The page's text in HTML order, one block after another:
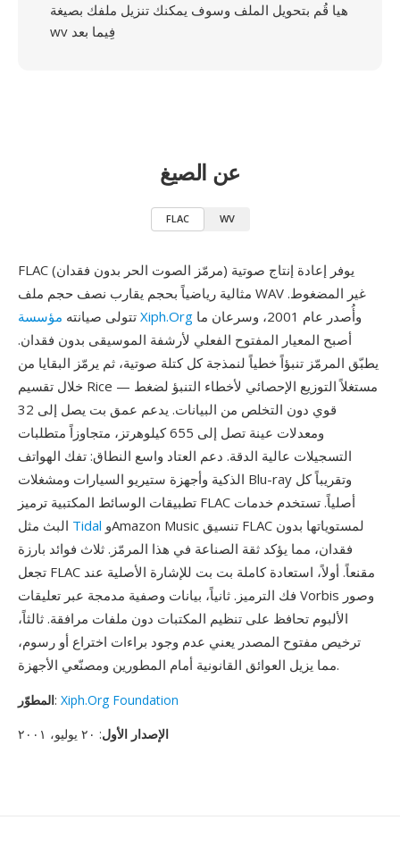
هيا قُم بتحويل الملف وسوف يمكنك تنزيل ملفك بصيغة
wv فِيما بعد
عن الصيغ
FLAC WV
FLAC (مرمّز الصوت الحر بدون فقدان) يوفر إعادة إنتاج صوتية
مثالية رياضياً بحجم يقارب نصف حجم ملف WAV غير المضغوط.
تتولى صيانته مؤسسة Xiph.Org
أصبح المعيار المفتوح الفعلي لأرشفة الموسيقى بدون فقدان.
يطبّق المرمّز تنبؤاً خطياً لنمذجة كل كتلة صوتية، ثم يرمّز البقايا من
خلال تقسيم Rice — مستغلاً التوزيع الإحصائي لأخطاء التنبؤ لضغط
قوي دون التخلص من البيانات. يدعم عمق بت يصل إلى 32
ومعدلات عينة تصل إلى 655 كيلوهرتز، متجاوزاً متطلبات
التسجيلات عالية الدقة. دعم العتاد واسع النطاق: تفك الهواتف
الذكية وأجهزة ستيريو السيارات ومشغلات Blu-ray وتقريباً كل
تطبيقات الوسائط المكتبية ترميز FLAC أصلياً. تستخدم خدمات
Tidal
فقدان، مما يؤكد ثقة الصناعة في هذا المرمّز. ثلاث فوائد بارزة
تجعل FLAC مقنعاً. أولاً، استعادة كاملة بت بت للإشارة الأصلية عند
فك الترميز. ثانياً، بيانات وصفية مدمجة عبر تعليقات Vorbis وصور
الألبوم تحافظ على تنظيم المكتبات دون ملفات مرافقة. ثالثاً،
ترخيص مفتوح المصدر يعني عدم وجود براءات اختراع أو رسوم،
مما يزيل العوائق القانونية أمام المطورين ومصنّعي الأجهزة.
المطوّر: Xiph.Org Foundation
الإصدار الأول: ٢٠ يوليو، ٢٠٠١